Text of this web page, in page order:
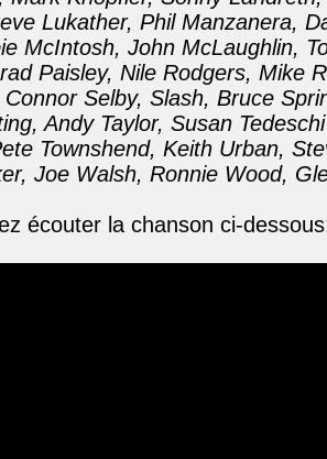
Lukather, Phil Manzanera,
McIntosh, John McLaughlin,
Paisley, Nile Rodgers, Mike
Selby, Slash, Bruce
Andy Taylor, Susan
Townshend, Keith Urban,
Joe Walsh, Ronnie Wood,
écouter la chanson ci-